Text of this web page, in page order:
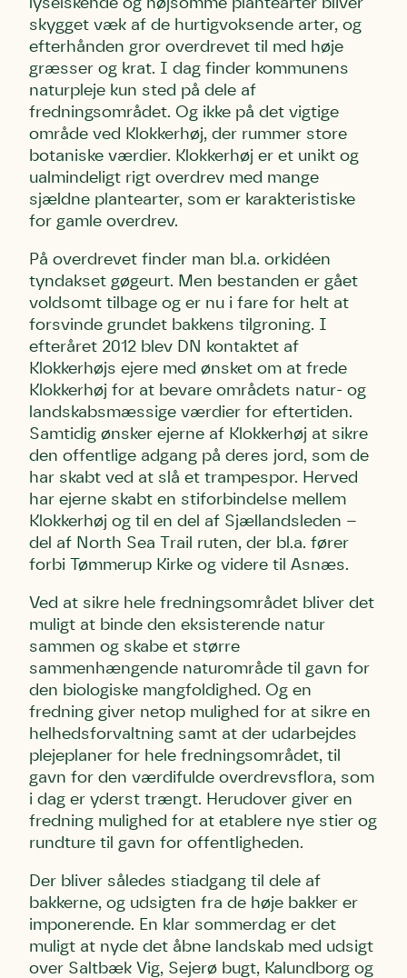
lyselskende og nøjsomme plantearter bliver
skygget væk af de hurtigvoksende arter, og
efterhånden gror overdrevet til med høje
græsser og krat. I dag finder kommunens
naturpleje kun sted på dele af
fredningsområdet. Og ikke på det vigtige
område ved Klokkerhøj, der rummer store
botaniske værdier. Klokkerhøj er et unikt og
ualmindeligt rigt overdrev med mange
sjældne plantearter, som er karakteristiske
for gamle overdrev.
På overdrevet finder man bl.a. orkidéen
tyndakset gøgeurt. Men bestanden er gået
voldsomt tilbage og er nu i fare for helt at
forsvinde grundet bakkens tilgroning. I
efteråret 2012 blev DN kontaktet af
Klokkerhøjs ejere med ønsket om at frede
Klokkerhøj for at bevare områdets natur- og
landskabsmæssige værdier for eftertiden.
Samtidig ønsker ejerne af Klokkerhøj at sikre
den offentlige adgang på deres jord, som de
har skabt ved at slå et trampespor. Herved
har ejerne skabt en stiforbindelse mellem
Klokkerhøj og til en del af Sjællandsleden –
del af North Sea Trail ruten, der bl.a. fører
forbi Tømmerup Kirke og videre til Asnæs.
Ved at sikre hele fredningsområdet bliver det
muligt at binde den eksisterende natur
sammen og skabe et større
sammenhængende naturområde til gavn for
den biologiske mangfoldighed. Og en
fredning giver netop mulighed for at sikre en
helhedsforvaltning samt at der udarbejdes
plejeplaner for hele fredningsområdet, til
gavn for den værdifulde overdrevsflora, som
i dag er yderst trængt. Herudover giver en
fredning mulighed for at etablere nye stier og
rundture til gavn for offentligheden.
Der bliver således stiadgang til dele af
bakkerne, og udsigten fra de høje bakker er
imponerende. En klar sommerdag er det
muligt at nyde det åbne landskab med udsigt
over Saltbæk Vig, Sejerø bugt, Kalundborg og
Du skriver under på
Linie 1
Test
Hjørring
Linie 2
Email
Telefon
Danmarks Naturfredningsforening må gerne kontakte mig
med nyt om sagen samt fremtidige
underskriftindsamlinger og andre støttemuligheder. Jeg
kontakte persondata@dn.dk
Skriv under nu
Du skriver under på
Første punkt
Endelig er kvashegnet også et godt
hjem for jordhumle, der nok er den
mest kendte af de danske humlebiarter.
Den store humlebi – eller brumbasse
som mange kalder den.
Andet punkt
Humlebier bestøver effektivt blomster
og afgrøder i din have.
Email
Telefon
Danmarks Naturfredningsforening må gerne kontakte mig
med nyt om sagen samt fremtidige
underskriftindsamlinger og andre støttemuligheder. Jeg
kontakte persondata@dn.dk
Skriv under nu
Du skriver under på
Storken tilbage til Kolding
Email
Telefon
Danmarks Naturfredningsforening må gerne kontakte mig
med nyt om sagen samt fremtidige
underskriftindsamlinger og andre støttemuligheder. Jeg
kontakte persondata@dn.dk
Skriv under nu